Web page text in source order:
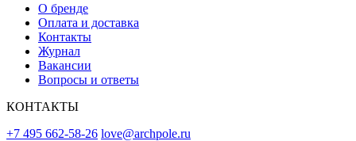
О бренде
Оплата и доставка
Контакты
Журнал
Вакансии
Вопросы и ответы
КОНТАКТЫ
+7 495 662-58-26 love@archpole.ru